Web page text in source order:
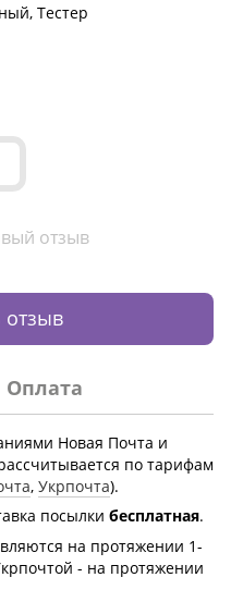
Тестер
отзыв
отзыв
Оплата
Новая Почта и
по тарифам
, Укрпочта).
посылки бесплатная.
на протяжении 1-
- на протяжении